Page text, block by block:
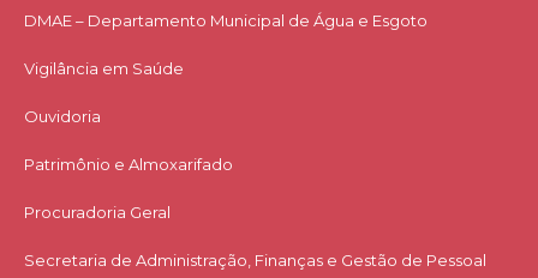
DMAE – Departamento Municipal de Água e Esgoto
Vigilância em Saúde
Ouvidoria
Patrimônio e Almoxarifado
Procuradoria Geral
Secretaria de Administração, Finanças e Gestão de Pessoal